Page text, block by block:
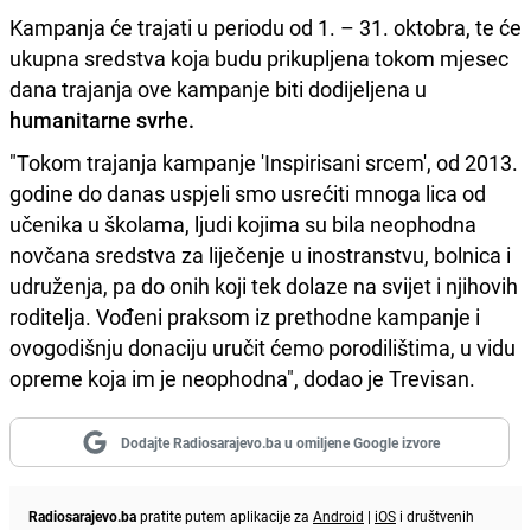
Kampanja će trajati u periodu od 1. – 31. oktobra, te će
ukupna sredstva koja budu prikupljena tokom mjesec
dana trajanja ove kampanje biti dodijeljena u
humanitarne svrhe.
"Tokom trajanja kampanje 'Inspirisani srcem', od 2013.
godine do danas uspjeli smo usrećiti mnoga lica od
učenika u školama, ljudi kojima su bila neophodna
novčana sredstva za liječenje u inostranstvu, bolnica i
udruženja, pa do onih koji tek dolaze na svijet i njihovih
roditelja. Vođeni praksom iz prethodne kampanje i
ovogodišnju donaciju uručit ćemo porodilištima, u vidu
opreme koja im je neophodna", dodao je Trevisan.
Dodajte Radiosarajevo.ba u omiljene Google izvore
Radiosarajevo.bapratite putem aplikacije za Android | iOS i društvenih